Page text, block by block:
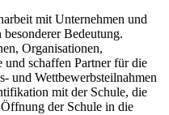
mit Unternehmen und
Bedeutung.
Organisationen,
und schaffen Partner für die
und Wettbewerbsteilnahmen
mit der Schule, die
der Schule in die